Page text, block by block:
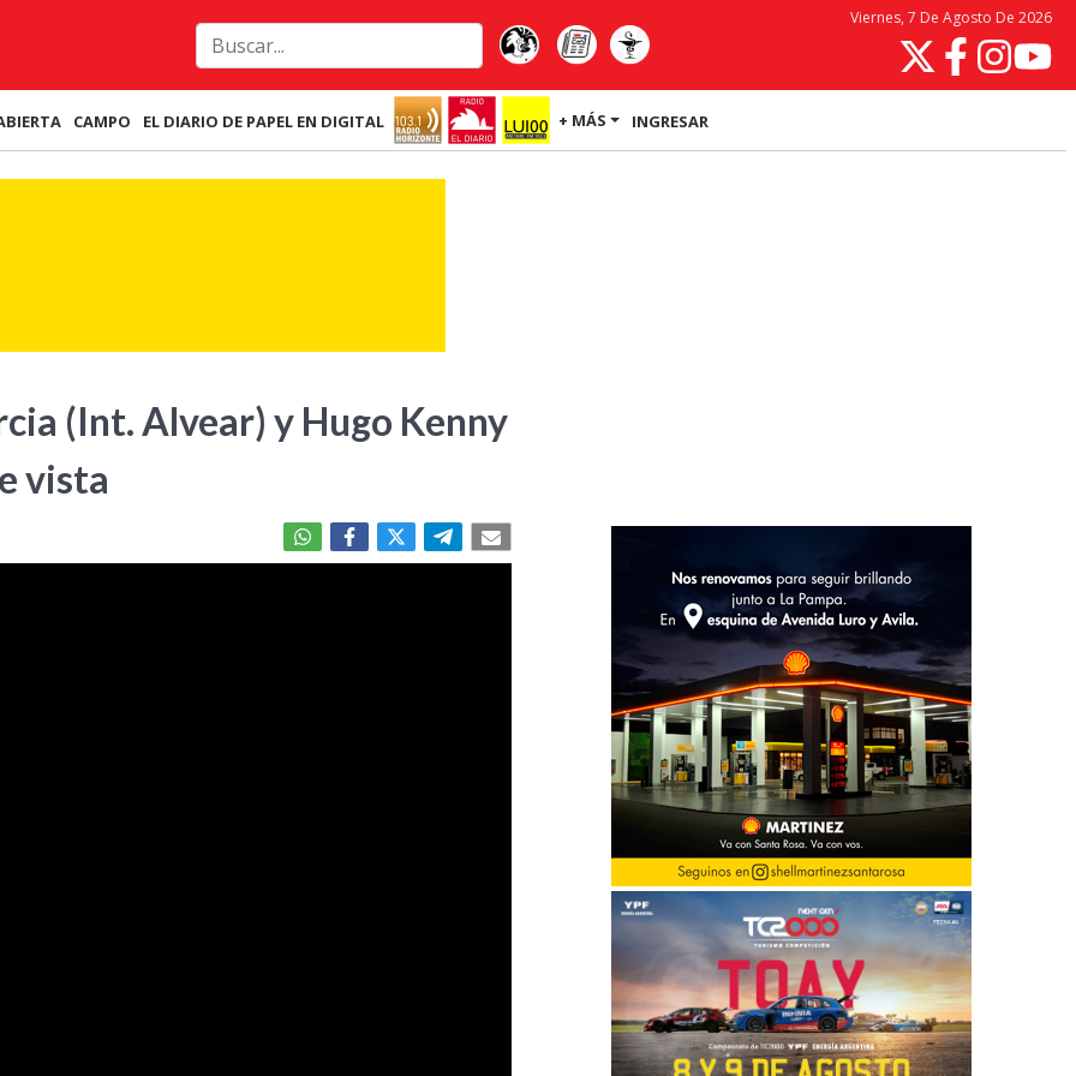
Viernes, 7 De Agosto De 2026
CAMPO EL DIARIO DE PAPEL EN DIGITAL + MÁS INGRESAR
(Int. Alvear) y Hugo Kenny
vista